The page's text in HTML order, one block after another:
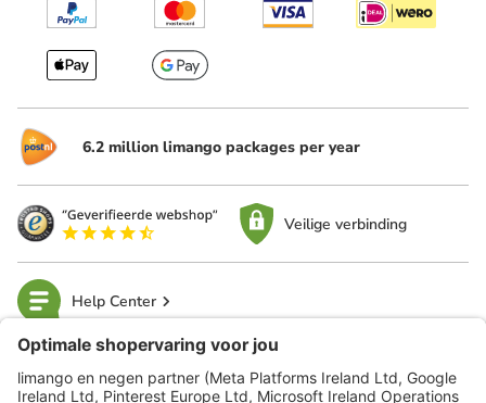
6.2 million limango packages per year
Veilige verbinding
Help Center
limango